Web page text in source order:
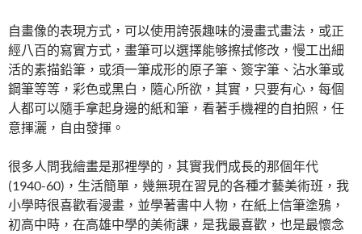
自畫像的表現方式，可以使用誇張趣味的漫畫式畫法，或正
經八百的寫實方式，畫筆可以選擇能够擦拭修改，慢工出細
活的素描鉛筆，或須一筆成形的原子筆、簽字筆、沾水筆或
鋼筆等等，彩色或黑白，隨心所欲，其實，只要有心，每個
人都可以隨手拿起身邊的紙和筆，看著手機裡的自拍照，任
意揮灑，自由發揮。
很多人問我繪畫是那裡學的，其實我們成長的那個年代
(1940-60)，生活簡單，幾無現在習見的各種才藝美術班，我
小學時很喜歡看漫畫，並學著書中人物，在紙上信筆塗鴉，
初高中時，在高雄中學的美術課，是我最喜歡，也是最懷念